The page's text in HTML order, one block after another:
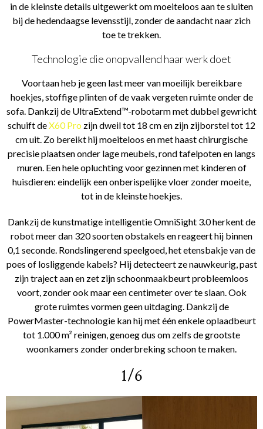
in de kleinste details uitgewerkt om moeiteloos aan te sluiten
bij de hedendaagse levensstijl, zonder de aandacht naar zich
toe te trekken.
Technologie die onopvallend haar werk doet
Voortaan heb je geen last meer van moeilijk bereikbare
hoekjes, stoffige plinten of de vaak vergeten ruimte onder de
sofa. Dankzij de UltraExtend™-robotarm met dubbel gewricht
schuift deX60 Pro zijn dweil tot 18 cm en zijn zijborstel tot 12
cm uit. Zo bereikt hij moeiteloos en met haast chirurgische
precisie plaatsen onder lage meubels, rond tafelpoten en langs
muren. Een hele opluchting voor gezinnen met kinderen of
huisdieren: eindelijk een onberispelijke vloer zonder moeite,
tot in de kleinste hoekjes.
Dankzij de kunstmatige intelligentie OmniSight 3.0 herkent de
robot meer dan 320 soorten obstakels en reageert hij binnen
0,1 seconde. Rondslingerend speelgoed, het etensbakje van de
poes of losliggende kabels? Hij detecteert ze nauwkeurig, past
zijn traject aan en zet zijn schoonmaakbeurt probleemloos
voort, zonder ook maar een centimeter over te slaan. Ook
grote ruimtes vormen geen uitdaging. Dankzij de
PowerMaster-technologie kan hij met één enkele oplaadbeurt
tot 1.000 m² reinigen, genoeg dus om zelfs de grootste
woonkamers zonder onderbreking schoon te maken.
1/6